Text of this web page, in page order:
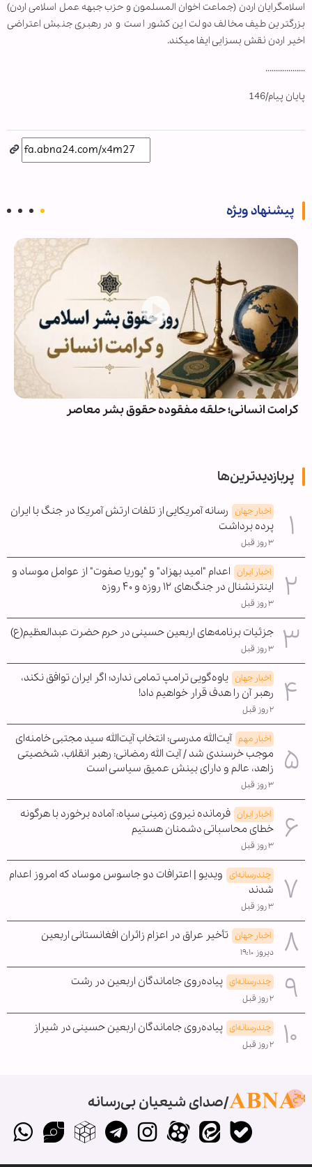
اسلامگرایان اردن (جماعت اخوان المسلمون و حزب جبهه عمل اسلامی اردن)
بزرگ‏ترین طیف مخالف دولت این کشور است و در رهبری جنبش اعتراضی
اخیر اردن نقش بسزایی ایفا می‏کند.
...................
پایان پیام/146
پیشنهاد ویژه
کرامت انسانی؛ حلقه مفقوده حقوق بشر معاصر
پربازدیدترین‌ها
اخبار جهان رسانه آمریکایی از تلفات ارتش آمریکا در جنگ با ایران
پرده برداشت
۳ روز قبل
اخبار ایران اعدام "امید بهزاد" و "پوریا صفوت" از عوامل موساد و
اینترنشنال در جنگ‌های ۱۲ روزه و ۴۰ روزه
۳ روز قبل
جزئیات برنامه‌های اربعین حسینی در حرم حضرت عبدالعظیم(ع)
۳ روز قبل
اخبار جهان یاوه‌گویی ترامپ تمامی ندارد؛ اگر ایران توافق نکند،
رهبر آن را هدف قرار خواهیم داد!
۲ روز قبل
اخبار مهم آیت‌الله مدرسی: انتخاب آیت‌الله سید مجتبی خامنه‌ای
موجب خرسندی شد / آیت الله رمضانی: رهبر انقلاب، شخصیتی
زاهد، عالم و دارای بینش عمیق سیاسی است
۳ روز قبل
اخبار ایران فرمانده نیروی زمینی سپاه: آماده برخورد با هرگونه
خطای محاسباتی دشمنان هستیم
۳ روز قبل
چندرسانه‌ای ویدیو | اعترافات دو جاسوس موساد که امروز اعدام
شدند
۳ روز قبل
اخبار جهان تأخیر عراق در اعزام زائران افغانستانی اربعین
دیروز ۱۹:۱۰
چندرسانه‌ای پیاده‌روی جاماندگان اربعین در رشت
۲ روز قبل
چندرسانه‌ای پیاده‌روی جاماندگان اربعین حسینی در شیراز
۲ روز قبل
صدای شیعیان بی‌رسانه